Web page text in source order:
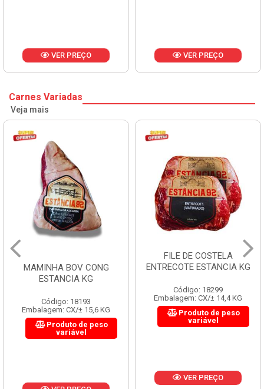
VER PREÇO VER PREÇO
Carnes Variadas
Veja mais
MAMINHA BOV CONG
ESTANCIA KG
Código: 18193
Embalagem: CX/± 15,6 KG
Produto de peso
variável
FILE DE COSTELA
ENTRECOTE ESTANCIA KG
Código: 18299
Embalagem: CX/± 14,4 KG
Produto de peso
variável
VER PREÇO